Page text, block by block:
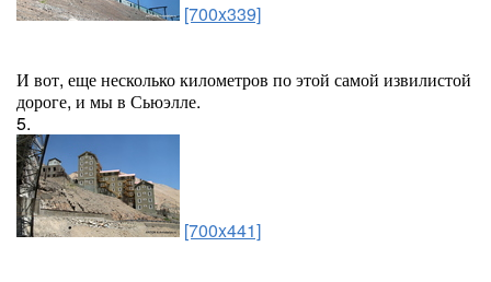
[700x339]
И вот, еще несколько километров по этой самой извилистой
дороге, и мы в Сьюэлле.
5.
[700x441]